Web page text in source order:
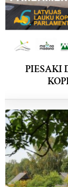
PIESAKI